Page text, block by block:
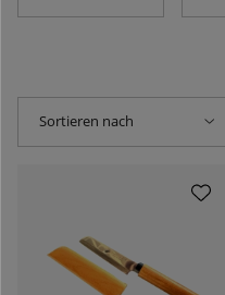
Sortieren nach